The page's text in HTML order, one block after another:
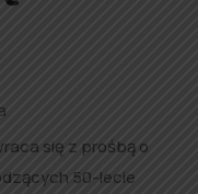
się z prośbą o
50-lecie